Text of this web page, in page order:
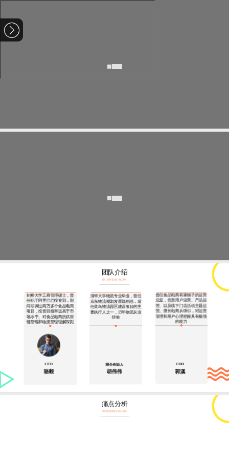
团队介绍
BUSINESS PLAN
骆毅
CEO
剑桥大学工商管理硕士，曾
任职于阿里巴巴投资部，期
间尽调过两万多个食品电商
项目，投资回报率远高于市
场水平。对食品电商的供应
链管理和物流管理理解深刻
胡伟伟
联合创始人
清华大学物流专业毕业，曾任
京东物流规划发展部副总，后
任菜鸟物流园区建设项目的主
要执行人之一，15年物流从业
经验
郭溪
COO
曾任食品电商有家铺子的运营
总监，负责用户运营、产品运
营、以及线下门店活动主题运
营。擅长电商从0到1，对运营
管理和用户心理把握具有极强
的能力
痛点分析
BUSINESS PLAN